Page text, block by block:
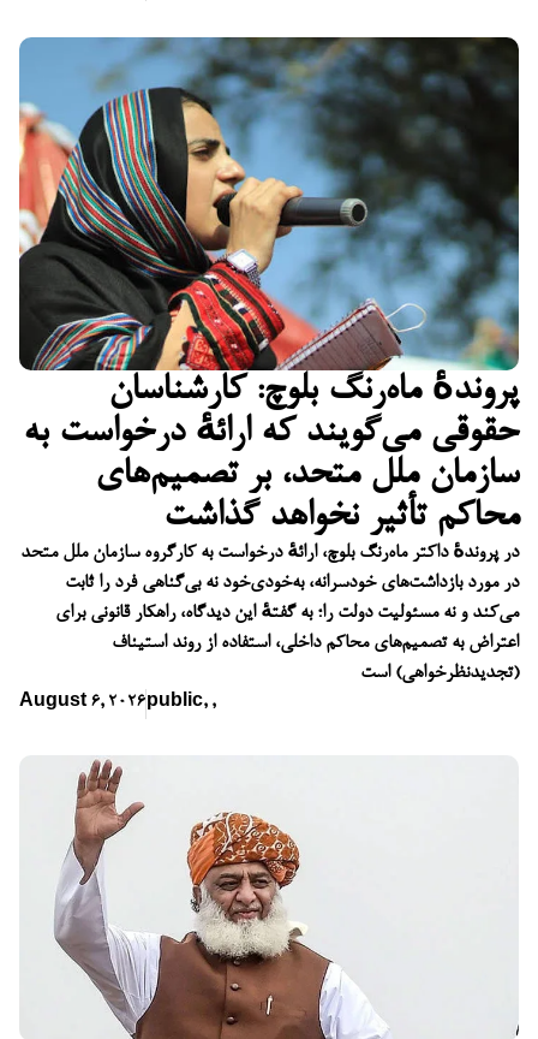
پروندهٔ ماه‌رنگ بلوچ: کارشناسان
حقوقی می‌گویند که ارائهٔ درخواست به
سازمان ملل متحد، بر تصمیم‌های
محاکم تأثیر نخواهد گذاشت
در پروندهٔ داکتر ماه‌رنگ بلوچ، ارائهٔ درخواست به کارگروه سازمان ملل متحد
در مورد بازداشت‌های خودسرانه، به‌خودی‌خود نه بی‌گناهی فرد را ثابت
می‌کند و نه مسئولیت دولت را؛ به گفتهٔ این دیدگاه، راهکار قانونی برای
اعتراض به تصمیم‌های محاکم داخلی، استفاده از روند استیناف
(تجدیدنظرخواهی) است
August 6, 2026 public, ,